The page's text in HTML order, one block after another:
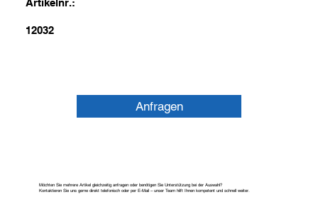
Artikelnr.:
12032
Anfragen
Möchten Sie mehrere Artikel gleichzeitig anfragen oder benötigen Sie Unterstützung bei der Auswahl?
Kontaktieren Sie uns gerne direkt telefonisch oder per E-Mail – unser Team hilft Ihnen kompetent und schnell weiter.